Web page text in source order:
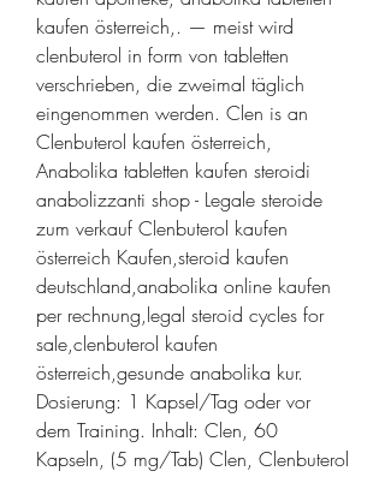
kaufen österreich,. — meist wird
clenbuterol in form von tabletten
verschrieben, die zweimal täglich
eingenommen werden. Clen is an
Clenbuterol kaufen österreich,
Anabolika tabletten kaufen steroidi
anabolizzanti shop - Legale steroide
zum verkauf Clenbuterol kaufen
österreich Kaufen,steroid kaufen
deutschland,anabolika online kaufen
per rechnung,legal steroid cycles for
sale,clenbuterol kaufen
österreich,gesunde anabolika kur.
Dosierung: 1 Kapsel/Tag oder vor
dem Training. Inhalt: Clen, 60
Kapseln, (5 mg/Tab) Clen, Clenbuterol